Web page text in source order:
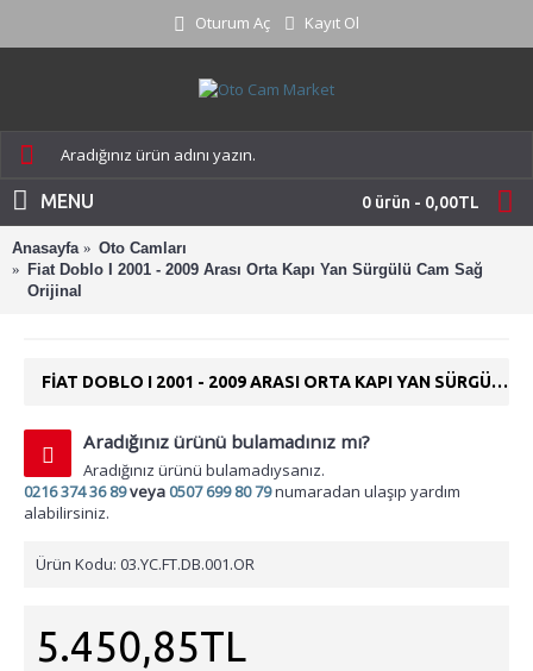
Oturum Aç Kayıt Ol
0 ürün - 0,00TL
MENU
Anasayfa
Oto Camları
Fiat Doblo I 2001 - 2009 Arası Orta Kapı Yan Sürgülü Cam Sağ
Orijinal
FIAT DOBLO I 2001 - 2009 ARASI ORTA KAPI YAN SÜRGÜLÜ CAM SAĞ ORIJINAL
Aradığınız ürünü bulamadınız mı?
Aradığınız ürünü bulamadıysanız.
0216 374 36 89veya 0507 699 80 79numaradan ulaşıp yardım
alabilirsiniz.
Ürün Kodu: 03.YC.FT.DB.001.OR
5.450,85TL